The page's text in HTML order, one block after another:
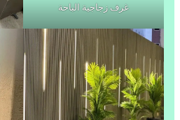
غرف زجاجية الباحة